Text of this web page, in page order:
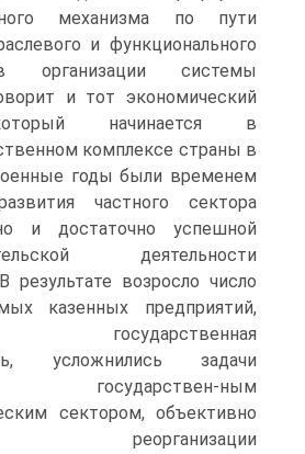
механизма по пути
и функционального
организации системы
и тот экономический
начинается в
комплексе страны в
годы были временем
частного сектора
и достаточно успешной
деятельности
результате возросло число
казенных предприятий,
государственная
усложнились задачи
государствен-ным
сектором, объективно
реорганизации